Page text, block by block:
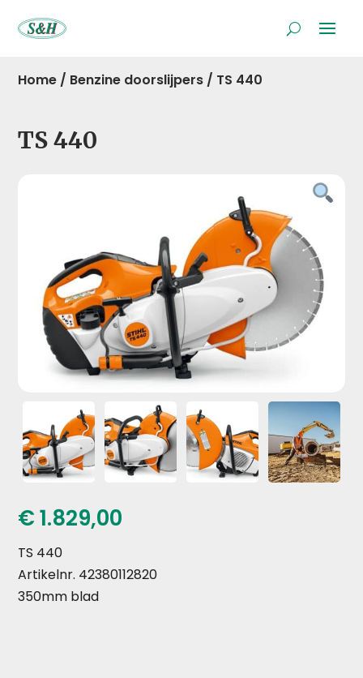
Home / Benzine doorslijpers / TS 440
TS 440
€1.829,00
TS 440
Artikelnr. 42380112820
350mm blad